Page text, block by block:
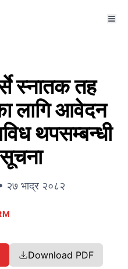
स्नातक तह
लागि आवेदन
थपसम्बन्धी
भाद्र २०८२
Download PDF